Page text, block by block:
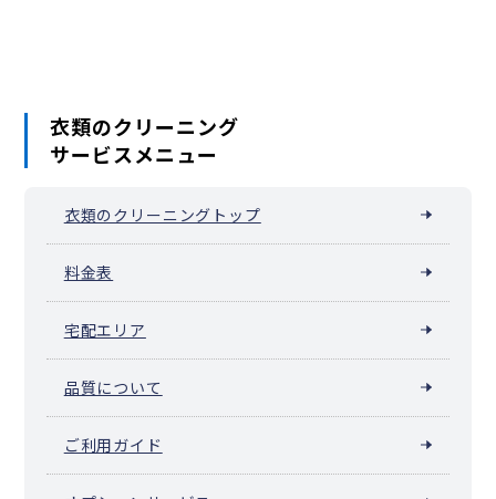
衣類のクリーニング
サービスメニュー
衣類のクリーニングトップ
料金表
宅配エリア
品質について
ご利用ガイド